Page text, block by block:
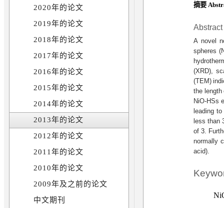
2020年的论文
2019年的论文
2018年的论文
2017年的论文
2016年的论文
2015年的论文
2014年的论文
2013年的论文
2012年的论文
2011年的论文
2010年的论文
2009年及之前的论文
中文期刊
摘要
Abstract
A novel
spheres
(XRD),
(TEM)
the length
NiO-HSs
leading
less than
of 3.
normally
acid).